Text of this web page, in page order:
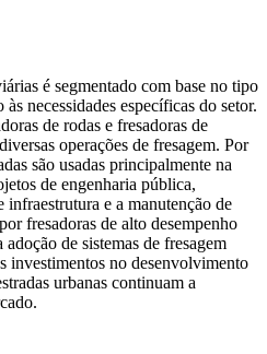
é segmentado com base no tipo
necessidades específicas do setor.
de rodas e fresadoras de
operações de fresagem. Por
são usadas principalmente na
de engenharia pública,
e a manutenção de
fresadoras de alto desempenho
de sistemas de fresagem
investimentos no desenvolvimento
urbanas continuam a